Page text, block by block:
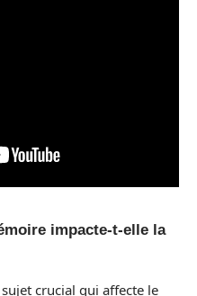
impacte-t-elle la
crucial qui affecte le